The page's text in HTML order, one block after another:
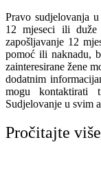
Pravo sudjelovanja
12 mjeseci ili
zapošljavanje 12
pomoć ili naknadu,
zainteresirane žene
dodatnim
mogu
Sudjelovanje u svim
Pročitajte